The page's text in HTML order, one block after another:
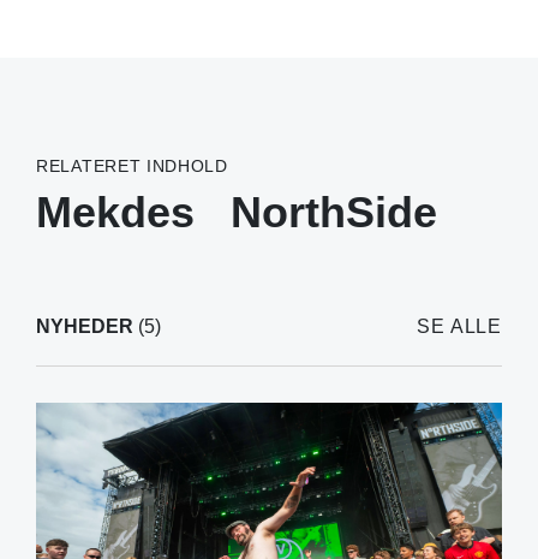
RELATERET INDHOLD
Mekdes NorthSide
NYHEDER (5) SE ALLE